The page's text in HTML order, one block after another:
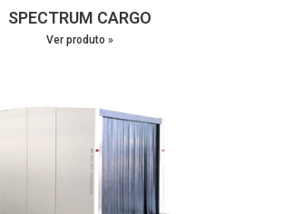
SPECTRUM CARGO
Ver produto »